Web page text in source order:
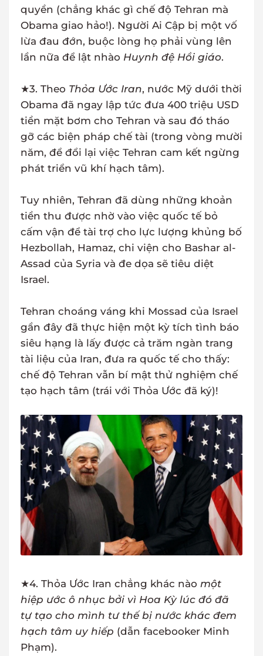
quyền (chẳng khác gì chế độ Tehran mà
Obama giao hảo!). Người Ai Cập bị một vố
lừa đau đớn, buộc lòng họ phải vùng lên
lần nữa để lật nhào Huynh đệ Hồi giáo.
★3. Theo Thỏa Ước Iran, nước Mỹ dưới thời
Obama đã ngay lập tức đưa 400 triệu USD
tiền mặt bơm cho Tehran và sau đó tháo
gỡ các biện pháp chế tài (trong vòng mười
năm, để đổi lại việc Tehran cam kết ngừng
phát triển vũ khí hạch tâm).
Tuy nhiên, Tehran đã dùng những khoản
tiền thu được nhờ vào việc quốc tế bỏ
cấm vận để tài trợ cho lực lượng khủng bố
Hezbollah, Hamaz, chi viện cho Bashar al-
Assad của Syria và đe dọa sẽ tiêu diệt
Israel.
Tehran choáng váng khi Mossad của Israel
gần đây đã thực hiện một kỳ tích tình báo
siêu hạng là lấy được cả trăm ngàn trang
tài liệu của Iran, đưa ra quốc tế cho thấy:
chế độ Tehran vẫn bí mật thử nghiệm chế
tạo hạch tâm (trái với Thỏa Ước đã ký)!
★4. Thỏa Ước Iran chẳng khác nào một
hiệp ước ô nhục bởi vì Hoa Kỳ lúc đó đã
tự tạo cho mình tư thế bị nước khác đem
hạch tâm uy hiếp (dẫn facebooker Minh
Phạm).